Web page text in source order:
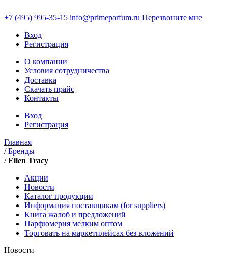
+7 (495) 995-35-15 info@primeparfum.ru Перезвоните мне
Вход
Регистрация
О компании
Условия сотрудничества
Доставка
Скачать прайс
Контакты
Вход
Регистрация
Главная
/Бренды
/Ellen Tracy
Акции
Новости
Каталог продукции
Информация поставщикам (for suppliers)
Книга жалоб и предложений
Парфюмерия мелким оптом
Торговать на маркетплейсах без вложений
Новости